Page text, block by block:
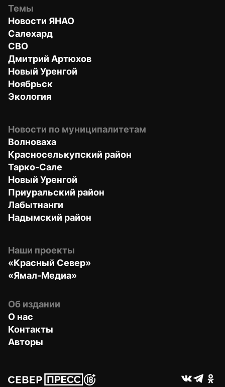
Темы
Новости ЯНАО
Салехард
СВО
Дмитрий Артюхов
Новый Уренгой
Ноябрьск
Экология
Новости по муниципалитетам
Волноваха
Красноселькупский район
Тарко-Сале
Новый Уренгой
Приуральский район
Лабытнанги
Надымский район
Наши проекты
«Красный Север»
«Ямал-Медиа»
Об издании
О нас
Контакты
Авторы